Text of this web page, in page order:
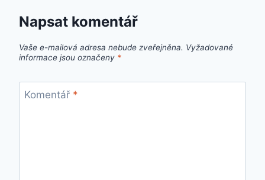
Napsat komentář
Vaše e-mailová adresa nebude zveřejněna. Vyžadované
informace jsou označeny *
Komentář *